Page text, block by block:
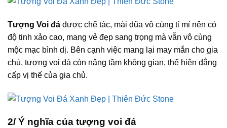
Tượng Voi đá được chế tác, mài dũa vô cùng tỉ mỉ nên có
độ tinh xảo cao, mang vẻ đẹp sang trọng mà vẫn vô cùng
mộc mạc bình dị. Bên cạnh việc mang lại may mắn cho gia
chủ, tượng voi đá còn nâng tầm không gian, thể hiện đẳng
cấp vị thế của gia chủ.
2/ Ý nghĩa của tượng voi đá